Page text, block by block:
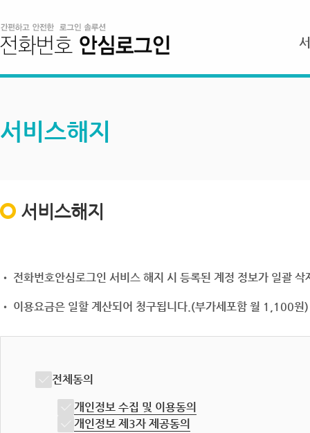
서비스해지
서비스해지
• 전화번호안심로그인 서비스 해지 시 등록된 계정 정보가 일괄
• 이용요금은 일할 계산되어 청구됩니다.(부가세포함 월 1,100원)
전체동의
개인정보 수집 및 이용동의
개인정보 제3자 제공동의